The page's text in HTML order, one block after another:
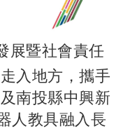
展暨社會責任
入地方，攜手
南投縣中興新
人教具融入長